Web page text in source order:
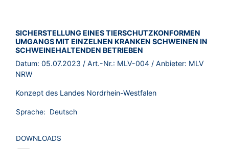
BROSCHÜRE:
SICHERSTELLUNG EINES TIERSCHUTZKONFORMEN
UMGANGS MIT EINZELNEN KRANKEN SCHWEINEN IN
SCHWEINEHALTENDEN BETRIEBEN
Datum: 05.07.2023 / Art.-Nr.: MLV-004 / Anbieter: MLV
NRW
Konzept des Landes Nordrhein-Westfalen
Sprache: Deutsch
DOWNLOADS